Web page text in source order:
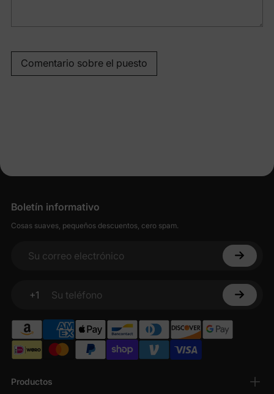
Comentario sobre el puesto
Productos
Boletín informativo
Cosas suaves, pequeños descuentos, cero spam.
Su correo electrónico
+1
Su teléfono